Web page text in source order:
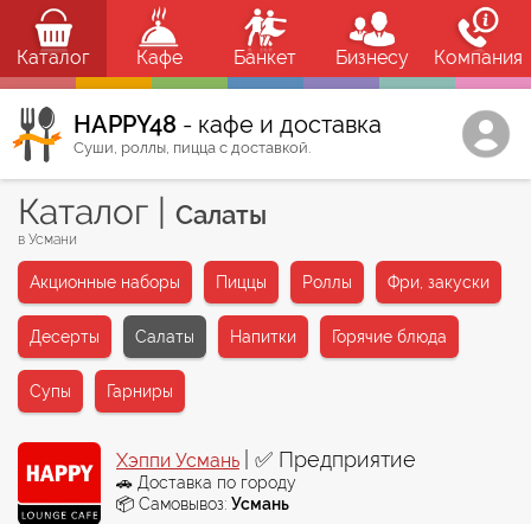
Каталог Кафе Банкет Бизнесу Компания
HAPPY48 - кафе и доставка
Суши, роллы, пицца с доставкой.
Каталог Салаты
в Усмани
Акционные наборы Пиццы Роллы Фри, закуски
Десерты Салаты Напитки Горячие блюда
Супы Гарниры
Хэппи Усмань | ✅ Предприятие
🚗 Доставка по городу
📦 Самовывоз: Усмань